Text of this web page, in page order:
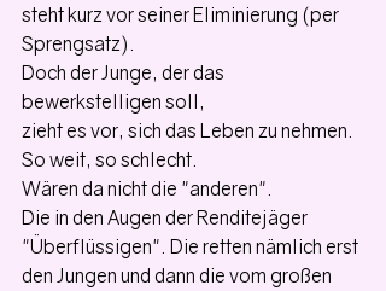
steht kurz vor seiner Eliminierung (per
Sprengsatz).
Doch der Junge, der das
bewerkstelligen soll,
zieht es vor, sich das Leben zu nehmen.
So weit, so schlecht.
Wären da nicht die "anderen".
Die in den Augen der Renditejäger
"Überflüssigen". Die retten nämlich erst
den Jungen und dann die vom großen